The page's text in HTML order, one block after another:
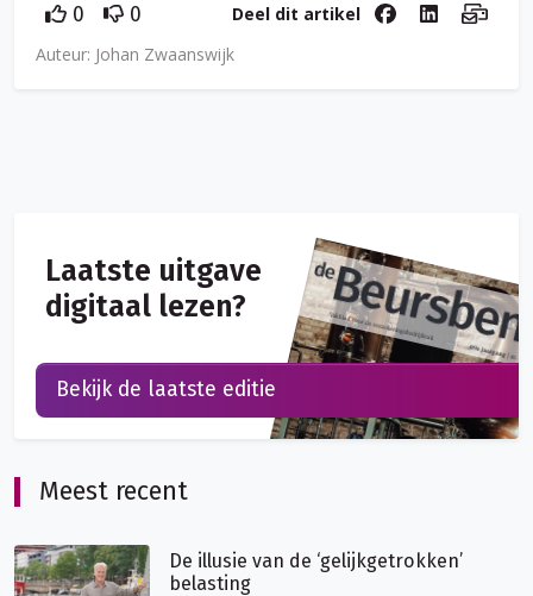
0 0
Deel dit artikel
Auteur: Johan Zwaanswijk
Meest recent
De illusie van de ‘gelijkgetrokken’
belasting
Laatste uitgave
digitaal lezen?
Bekijk de laatste editie